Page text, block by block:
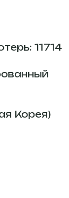
11714
Корея)